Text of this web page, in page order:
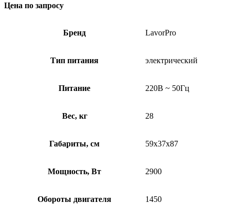
Цена по запросу
Бренд LavorPro
Тип питания электрический
Питание 220В ~ 50Гц
Вес, кг 28
Габариты, см 59x37x87
Мощность, Вт 2900
Обороты двигателя 1450